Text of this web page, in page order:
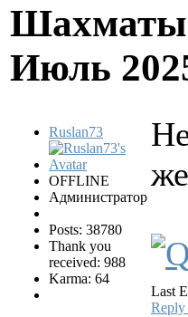
Шахматы
Июль
Ruslan73
OFFLINE
Администратор
Posts: 38780
Thank you
received: 988
Karma: 64
Last
Reply